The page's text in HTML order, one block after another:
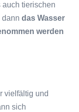
tierischen
dann das Wasser
werden
vielfältig und
sich